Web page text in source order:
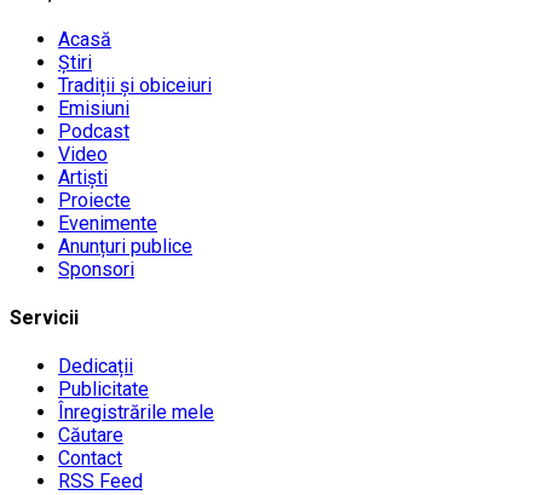
Acasă
Știri
Tradiții și obiceiuri
Emisiuni
Podcast
Video
Artiști
Proiecte
Evenimente
Anunțuri publice
Sponsori
Servicii
Dedicații
Publicitate
Înregistrările mele
Căutare
Contact
RSS Feed